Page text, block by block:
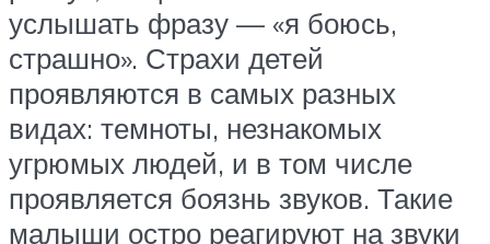
услышать фразу — «я боюсь,
страшно». Страхи детей
проявляются в самых разных
видах: темноты, незнакомых
угрюмых людей, и в том числе
проявляется боязнь звуков. Такие
малыши остро реагируют на звуки